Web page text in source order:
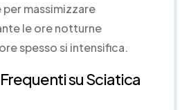
per massimizzare
le ore notturne
spesso si intensifica.
su Sciatica